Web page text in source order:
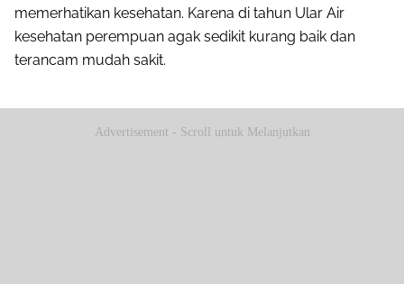
memerhatikan kesehatan. Karena di tahun Ular Air
kesehatan perempuan agak sedikit kurang baik dan
terancam mudah sakit.
Advertisement - Scroll untuk Melanjutkan